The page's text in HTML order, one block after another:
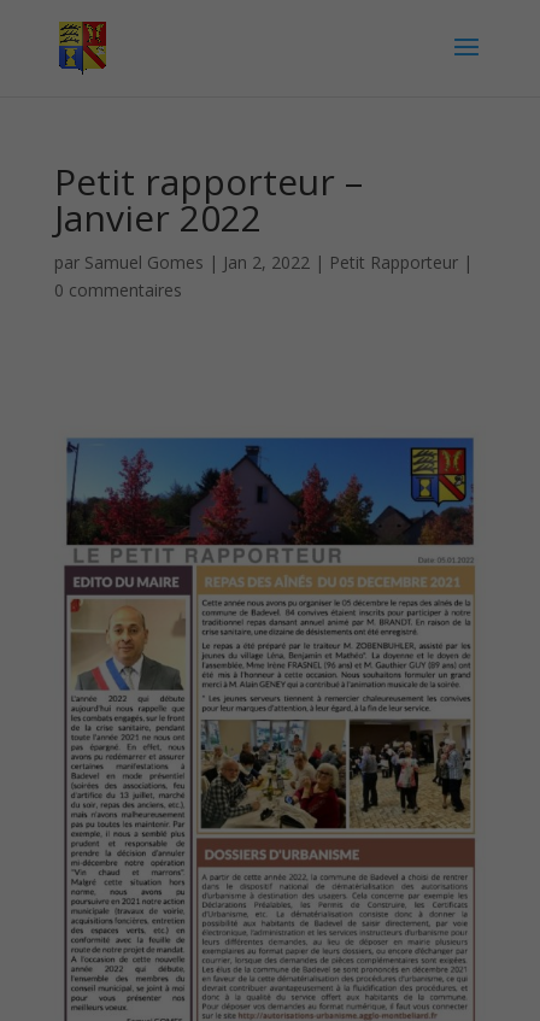
Petit rapporteur –
Janvier 2022
par Samuel Gomes | Jan 2, 2022| Petit Rapporteur|
0 commentaires